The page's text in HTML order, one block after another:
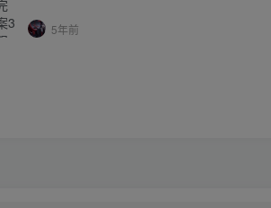
5年前